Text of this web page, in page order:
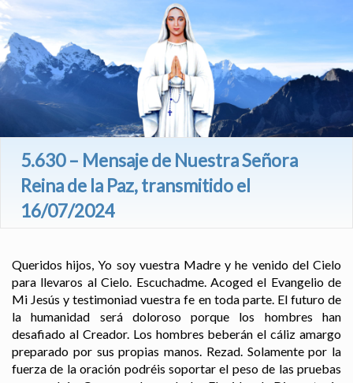
5.630 – Mensaje de Nuestra Señora
Reina de la Paz, transmitido el
16/07/2024
Queridos hijos, Yo soy vuestra Madre y he venido del Cielo
para llevaros al Cielo. Escuchadme. Acoged el Evangelio de
Mi Jesús y testimoniad vuestra fe en toda parte. El futuro de
la humanidad será doloroso porque los hombres han
desafiado al Creador. Los hombres beberán el cáliz amargo
preparado por sus propias manos. Rezad. Solamente por la
fuerza de la oración podréis soportar el peso de las pruebas